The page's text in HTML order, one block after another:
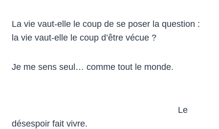
La vie vaut-elle le coup de se poser la question :
la vie vaut-elle le coup d’être vécue ?
Je me sens seul… comme tout le monde.
Le
désespoir fait vivre.